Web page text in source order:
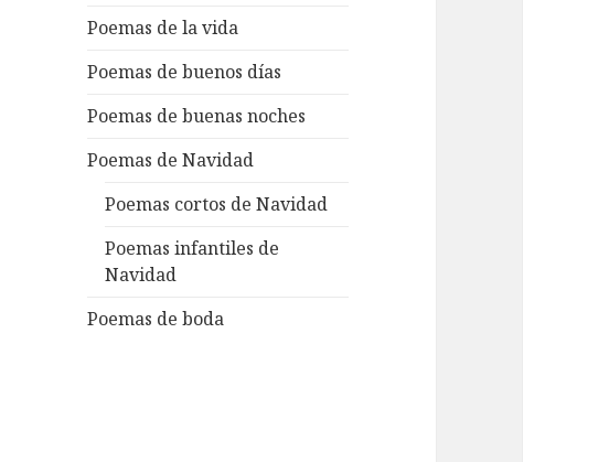
Poemas de la vida
Poemas de buenos días
Poemas de buenas noches
Poemas de Navidad
Poemas cortos de Navidad
Poemas infantiles de
Navidad
Poemas de boda